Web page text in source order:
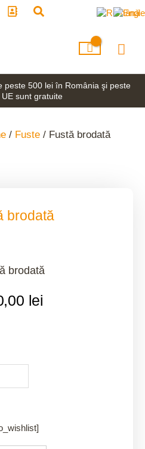
peste 500 lei în România şi peste
sunt gratuite
/ Fuste/ Fustă brodată
brodată
brodată
lei